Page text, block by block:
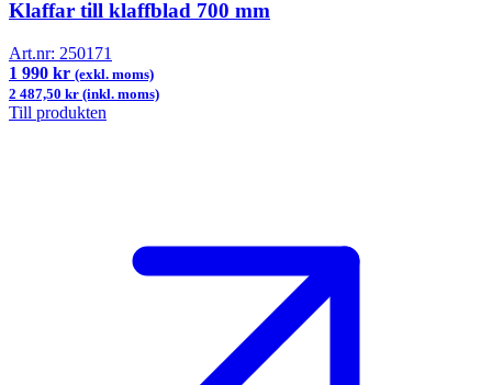
Klaffar till klaffblad 700 mm
Art.nr: 250171
1 990 kr (exkl. moms)
2 487,50 kr (inkl. moms)
Till produkten